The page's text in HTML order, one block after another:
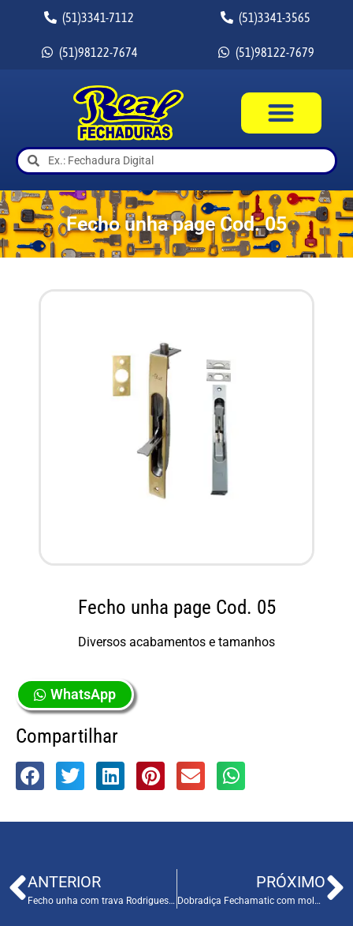
(51)3341-7112 (51)3341-3565
(51)98122-7674 (51)98122-7679
Fecho unha page Cod. 05
Fecho unha page Cod. 05
Diversos acabamentos e tamanhos
WhatsApp
Compartilhar
ANTERIOR
Fecho unha com trava Rodrigues Cod. 06
PRÓXIMO
Dobradiça Fechamatic com mola page Cod. 04